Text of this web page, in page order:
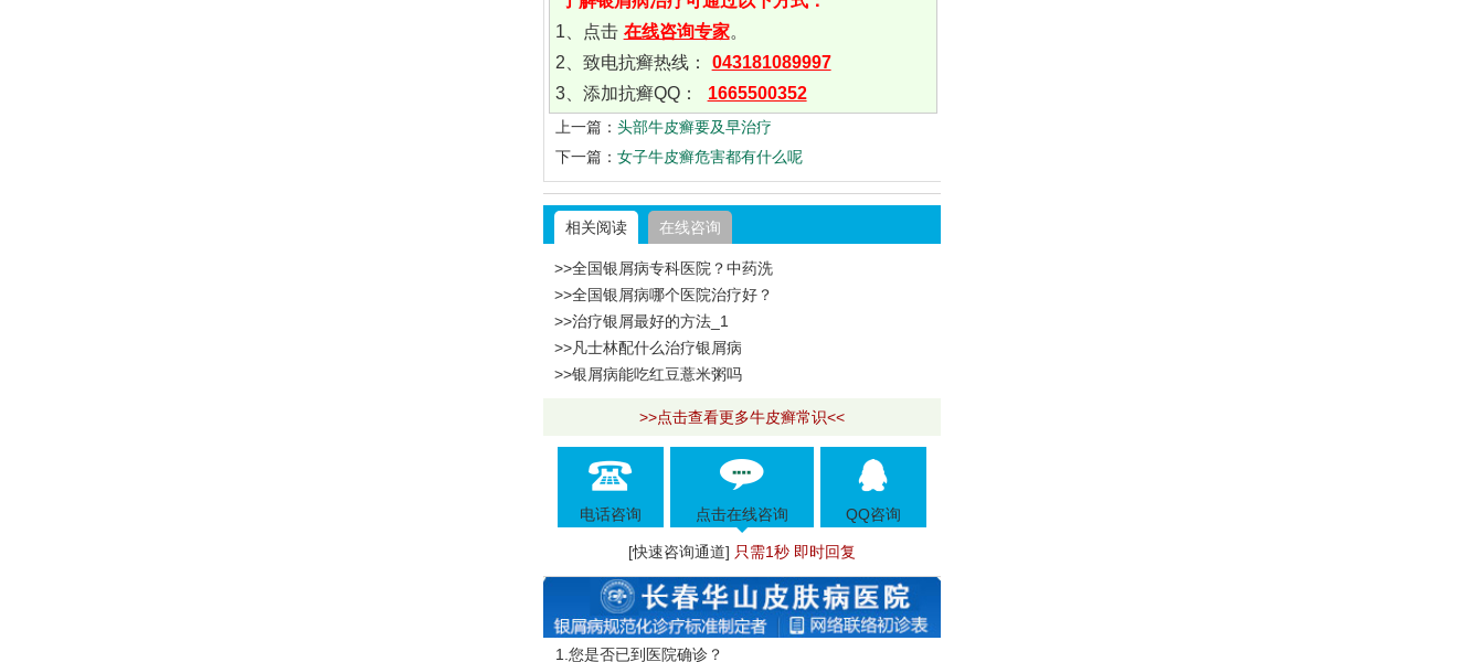
1、点击 在线咨询专家。
2、致电抗癣热线：
043181089997
3、添加抗癣QQ：
1665500352
上一篇： 头部牛皮癣要及早治疗
下一篇： 女子牛皮癣危害都有什么呢
相关阅读 在线咨询
>>全国银屑病专科医院？中药洗
>>全国银屑病哪个医院治疗好？
>>治疗银屑最好的方法_1
>>凡士林配什么治疗银屑病
>>银屑病能吃红豆薏米粥吗
>>点击查看更多牛皮癣常识<<
电话咨询 点击在线咨询 QQ咨询
[快速咨询通道] 只需1秒 即时回复
1.您是否已到医院确诊？